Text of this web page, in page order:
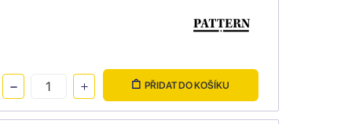
PŘIDAT DO KOŠÍKU